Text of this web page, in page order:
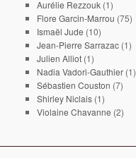
Aurélie Rezzouk (1)
Flore Garcin-Marrou (75)
Ismaël Jude (10)
Jean-Pierre Sarrazac (1)
Julien Alliot (1)
Nadia Vadori-Gauthier (1)
Sébastien Couston (7)
Shirley Niclais (1)
Violaine Chavanne (2)